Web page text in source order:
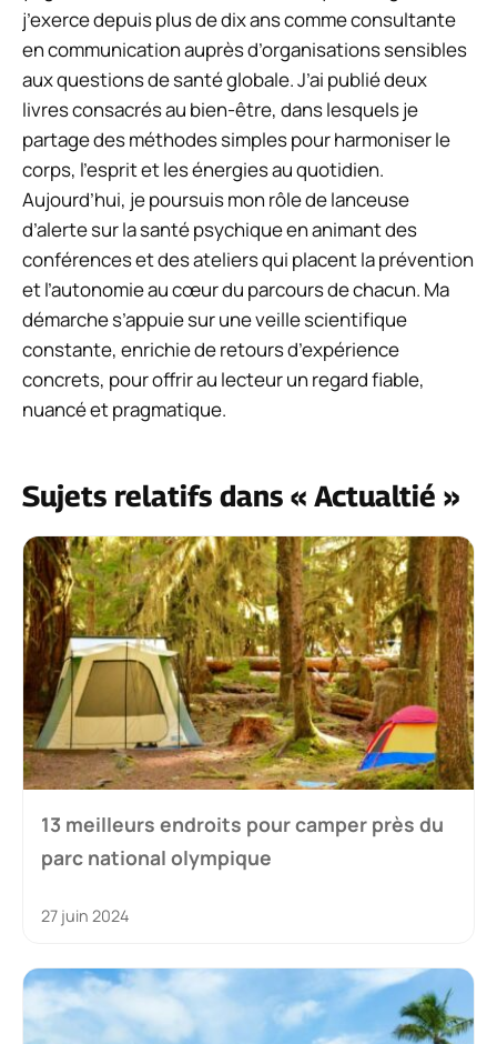
j’exerce depuis plus de dix ans comme consultante
en communication auprès d’organisations sensibles
aux questions de santé globale. J’ai publié deux
livres consacrés au bien-être, dans lesquels je
partage des méthodes simples pour harmoniser le
corps, l’esprit et les énergies au quotidien.
Aujourd’hui, je poursuis mon rôle de lanceuse
d’alerte sur la santé psychique en animant des
conférences et des ateliers qui placent la prévention
et l’autonomie au cœur du parcours de chacun. Ma
démarche s’appuie sur une veille scientifique
constante, enrichie de retours d’expérience
concrets, pour offrir au lecteur un regard fiable,
nuancé et pragmatique.
Sujets relatifs dans « Actualtié »
13 meilleurs endroits pour camper près du
parc national olympique
27 juin 2024